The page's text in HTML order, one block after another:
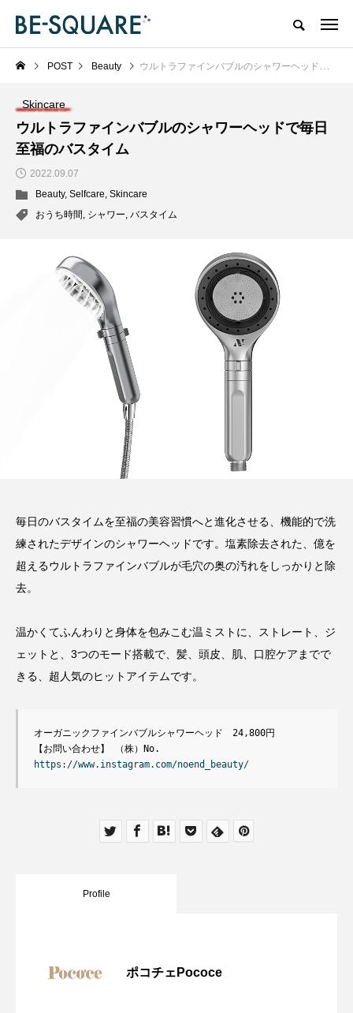
POST Beauty ウルトラファインバブルのシャワーヘッドで毎日至福のバスタイム
Skincare
ウルトラファインバブルのシャワーヘッドで毎日
至福のバスタイム
2022.09.07
Beauty, Selfcare, Skincare
おうち時間, シャワー, バスタイム
毎日のバスタイムを至福の美容習慣へと進化させる、機能的で洗
練されたデザインのシャワーヘッドです。塩素除去された、億を
超えるウルトラファインバブルが毛穴の奥の汚れをしっかりと除
去。
温かくてふんわりと身体を包みこむ温ミストに、ストレート、ジ
ェットと、3つのモード搭載で、髪、頭皮、肌、口腔ケアまでで
きる、超人気のヒットアイテムです。
オーガニックファインバブルシャワーヘッド　24,800円
https://www.instagram.com/noend_beauty/
Profile
ポコチェPococe